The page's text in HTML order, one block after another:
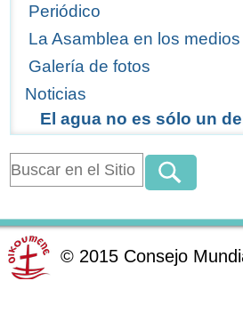
Periódico
La Asamblea en los medios
Galería de fotos
Noticias
El agua no es sólo un
© 2015 Consejo